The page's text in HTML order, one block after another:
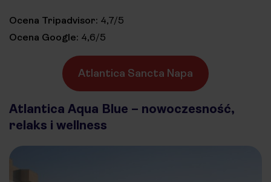
Ocena Tripadvisor: 4,7/5
Ocena Google: 4,6/5
Atlantica Sancta Napa
Atlantica Aqua Blue – nowoczesność,
relaks i wellness